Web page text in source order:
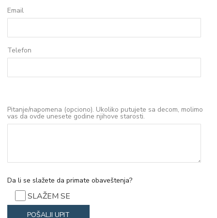
Email
Telefon
Pitanje/napomena (opciono). Ukoliko putujete sa decom, molimo
vas da ovde unesete godine njihove starosti.
Da li se slažete da primate obaveštenja?
SLAŽEM SE